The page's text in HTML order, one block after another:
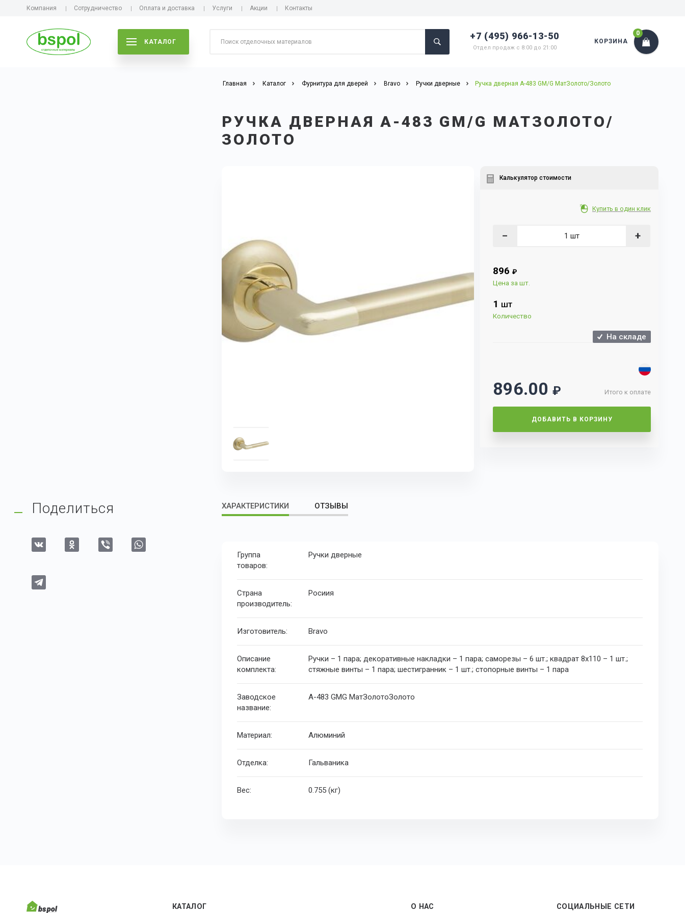
Компания Сотрудничество Оплата и доставка Услуги Акции Контакты
КАТАЛОГ
+7 (495) 966-13-50
Отдел продаж с 8:00 до 21:00
КОРЗИНА
0
Главная Каталог Фурнитура для дверей Bravo Ручки дверные Ручка дверная А-483 GM/G МатЗолото/Золото
РУЧКА ДВЕРНАЯ А-483 GM/G МАТЗОЛОТО/
ЗОЛОТО
Калькулятор стоимости
Купить в один клик
− +
896 ₽
Цена за шт.
1 ШТ
Количество
На складе
Итого к оплате
896.00 ₽
ДОБАВИТЬ В КОРЗИНУ
ХАРАКТЕРИСТИКИ ОТЗЫВЫ
Группа
товаров:
Ручки дверные
Страна
производитель:
Росиия
Изготовитель: Bravo
Описание
комплекта:
Ручки – 1 пара; декоративные накладки – 1 пара; саморезы – 6 шт.; квадрат 8х110 – 1 шт.;
стяжные винты – 1 пара; шестигранник – 1 шт.; стопорные винты – 1 пара
Заводское
название:
А-483 GMG МатЗолотоЗолото
Материал: Алюминий
Отделка: Гальваника
Вес: 0.755 (кг)
Поделиться
КАТАЛОГ О НАС СОЦИАЛЬНЫЕ СЕТИ